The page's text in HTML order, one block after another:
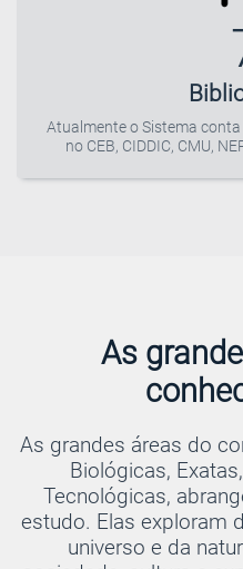
Atualmente o Sistema
no CEB, CIDDIC, CMU,
As
As grandes áreas do
Biológicas,
Tecnológicas,
estudo. Elas exploram
universo e da